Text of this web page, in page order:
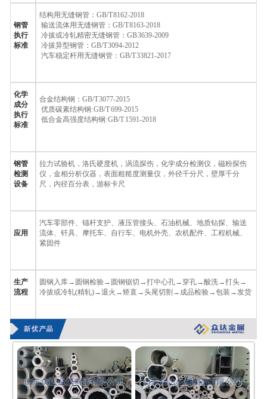
钢管
执行
标准
结构用无缝钢管： GB/T 8162-2018
输送流体用无缝钢管： GB/T 8163-2018
冷拔或冷轧精密无缝钢管： GB 3639-2009
冷拔异型钢管： GB/T 3094-2012
汽车稳定杆用无缝钢管： GB/T 33821-2017
化学
成分
执行
标准
合金结构钢： GB/T 3077-2015
优质碳素结构钢: GB/T 699-2015
低合金高强度结构钢: GB/T 1591-2018
钢管
检测
设备
拉力试验机，洛氏硬度机，涡流探伤，化学成分检测仪，磁粉探伤
仪，金相分析仪器，表面粗糙度测量仪，外径千分尺，壁厚千分
尺，内径百分表，游标卡尺
应用
汽车零部件、锚杆支护、液压管接头、石油机械、地质钻探、输送
流体、钎具、摩托车、自行车、电机外壳、农机配件、工程机械、
紧固件
生产
流程
圆钢入库→ 圆钢检验→ 圆钢锯切 →打中心孔→ 穿孔→酸洗→打头→
冷拔或冷轧(精轧)→退火 →矫直 →头尾切割 → 成品检验→包装 → 发货